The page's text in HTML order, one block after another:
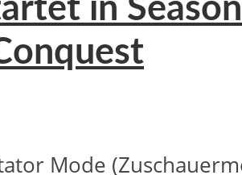
in
Mode